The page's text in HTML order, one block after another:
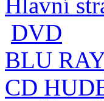
DVD
BLU
CD